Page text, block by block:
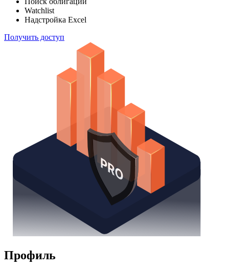
Отслеживайте свой портфель наиболее эффективным
способом
Поиск облигаций
Надстройка Excel
Получить доступ